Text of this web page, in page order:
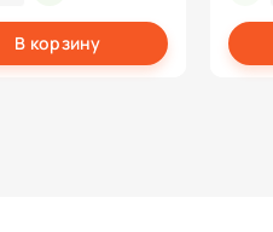
В корзину